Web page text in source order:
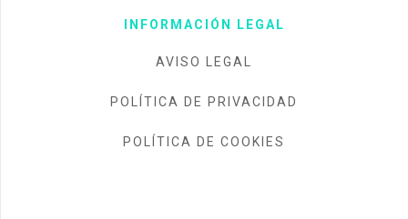
INFORMACIÓN LEGAL
AVISO LEGAL
POLÍTICA DE PRIVACIDAD
POLÍTICA DE COOKIES